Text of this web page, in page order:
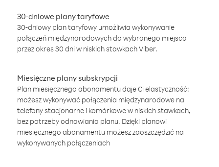
30-dniowe plany taryfowe
30-dniowy plan taryfowy umożliwia wykonywanie
połączeń międzynarodowych do wybranego miejsca
przez okres 30 dni w niskich stawkach Viber.
Miesięczne plany subskrypcji
Plan miesięcznego abonamentu daje Ci elastyczność:
możesz wykonywać połączenia międzynarodowe na
telefony stacjonarne i komórkowe w niskich stawkach,
bez potrzeby odnawiania planu. Dzięki planowi
miesięcznego abonamentu możesz zaoszczędzić na
wykonywanych połączeniach